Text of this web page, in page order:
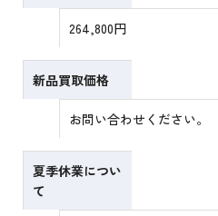
264,800円
新品買取価格
お問い合わせください。
夏季休業につい
て